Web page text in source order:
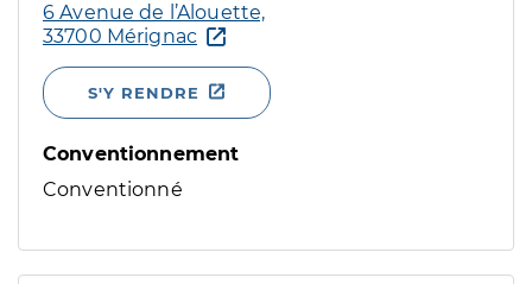
6 Avenue de l’Alouette,
33700 Mérignac
S'Y RENDRE
Conventionnement
Conventionné